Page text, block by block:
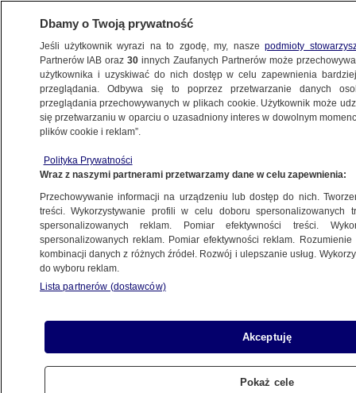
METEO
NAUKA
14.03.2024, 21:25
Udostępnij
Dbamy o Twoją prywatność
Jeśli użytkownik wyrazi na to zgodę, my, naszepodmioty
Partnerów IAB oraz30 innych Zaufanych Partnerów może
użytkownika i uzyskiwać do nich dostęp w celu zapewnienia
przeglądania. Odbywa się to poprzez przetwarzanie danych
przeglądania przechowywanych w plikach cookie. Użytkownik może
się przetwarzaniu w oparciu o uzasadniony interes w dowolnym
plików cookie i reklam”.
Polityka Prywatności
Wraz z naszymi partnerami przetwarzamy dane w celu zapewnienia:
Przechowywanie informacji na urządzeniu lub dostęp do nich.
treści. Wykorzystywanie profili w celu doboru spersonalizowanych
spersonalizowanych reklam. Pomiar efektywności treści.
spersonalizowanych reklam. Pomiar efektywności reklam.
kombinacji danych z różnych źródeł. Rozwój i ulepszanie usług.
do wyboru reklam.
Lista partnerów (dostawców)
Akceptuję
Pokaż cele